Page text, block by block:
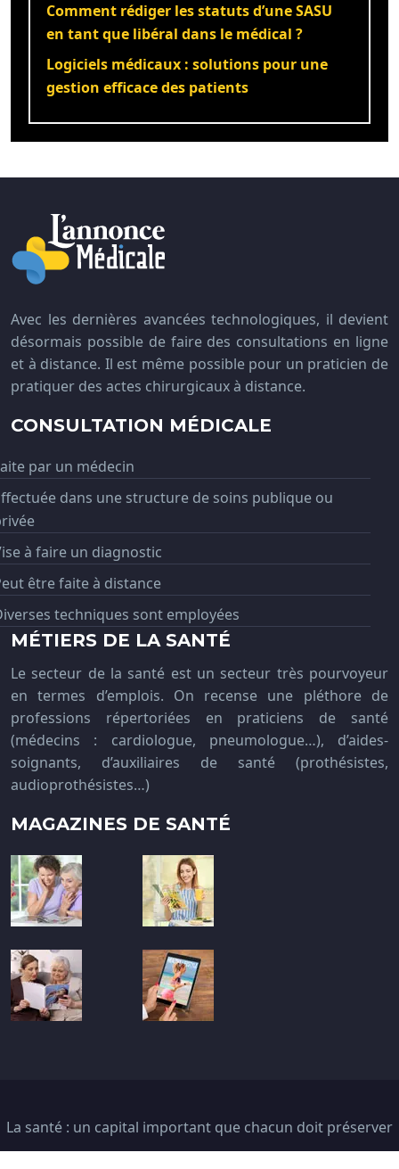
Comment rédiger les statuts d’une SASU
en tant que libéral dans le médical ?
Logiciels médicaux : solutions pour une
gestion efficace des patients
Avec les dernières avancées technologiques, il devient
désormais possible de faire des consultations en ligne
et à distance. Il est même possible pour un praticien de
pratiquer des actes chirurgicaux à distance.
CONSULTATION MÉDICALE
par un médecin
dans une structure de soins publique ou
à faire un diagnostic
être faite à distance
techniques sont employées
MÉTIERS DE LA SANTÉ
Le secteur de la santé est un secteur très pourvoyeur
en termes d’emplois. On recense une pléthore de
professions répertoriées en praticiens de santé
(médecins : cardiologue, pneumologue…), d’aides-
soignants, d’auxiliaires de santé (prothésistes,
audioprothésistes…)
MAGAZINES DE SANTÉ
La santé : un capital important que chacun doit préserver